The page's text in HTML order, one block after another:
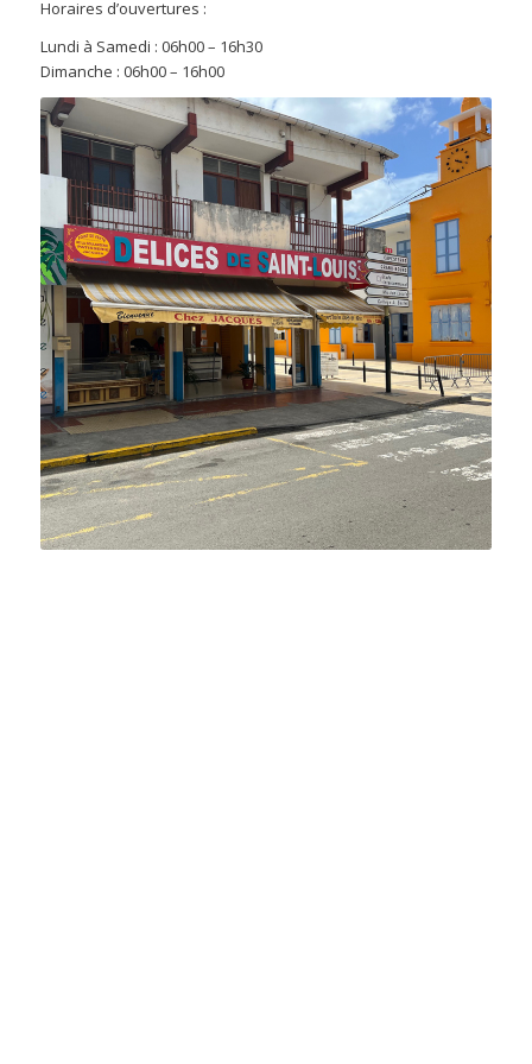
Horaires d’ouvertures :
Lundi à Samedi : 06h00 – 16h30
Dimanche : 06h00 – 16h00